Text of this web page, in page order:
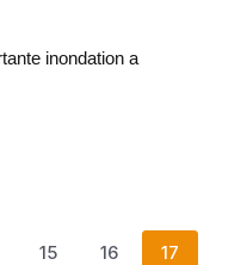
inondation a
15 16
17